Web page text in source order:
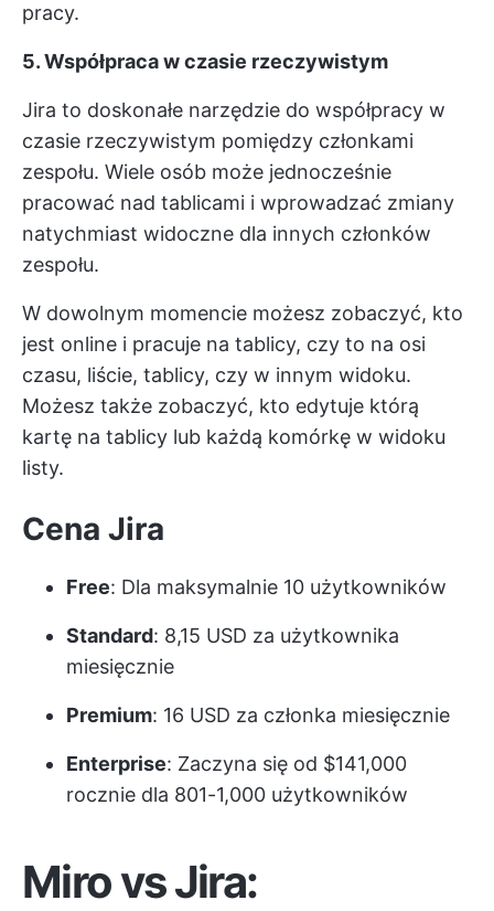
pracy.
5. Współpraca w czasie rzeczywistym
Jira to doskonałe narzędzie do współpracy w
czasie rzeczywistym pomiędzy członkami
zespołu. Wiele osób może jednocześnie
pracować nad tablicami i wprowadzać zmiany
natychmiast widoczne dla innych członków
zespołu.
W dowolnym momencie możesz zobaczyć, kto
jest online i pracuje na tablicy, czy to na osi
czasu, liście, tablicy, czy w innym widoku.
Możesz także zobaczyć, kto edytuje którą
kartę na tablicy lub każdą komórkę w widoku
listy.
Cena Jira
Free: Dla maksymalnie 10 użytkowników
Standard: 8,15 USD za użytkownika
miesięcznie
Premium: 16 USD za członka miesięcznie
Enterprise: Zaczyna się od $141,000
rocznie dla 801-1,000 użytkowników
Miro vs Jira: